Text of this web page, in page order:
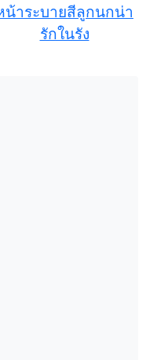
น้าระบายสีลูกนกน่า
รักในรัง